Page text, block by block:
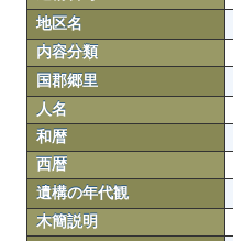
地区名
内容分類
国郡郷里
人名
和暦
西暦
遺構の年代観
木簡説明